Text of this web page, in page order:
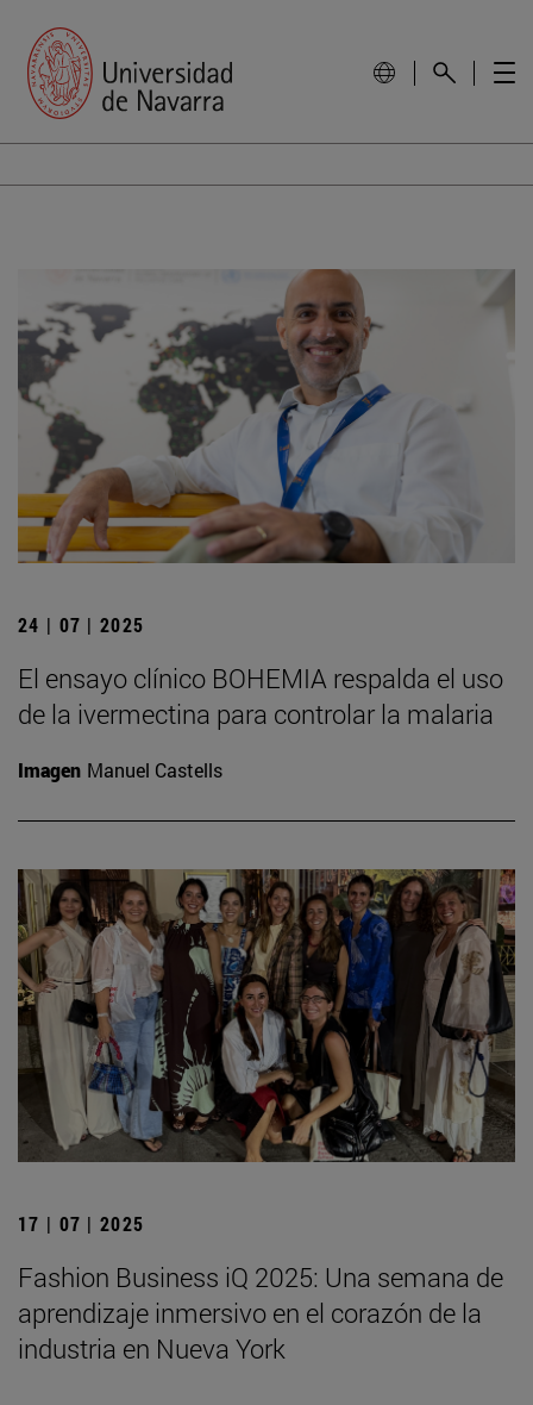
24 | 07 | 2025
El ensayo clínico BOHEMIA respalda el uso
de la ivermectina para controlar la malaria
Imagen Manuel Castells
17 | 07 | 2025
Fashion Business iQ 2025: Una semana de
aprendizaje inmersivo en el corazón de la
industria en Nueva York